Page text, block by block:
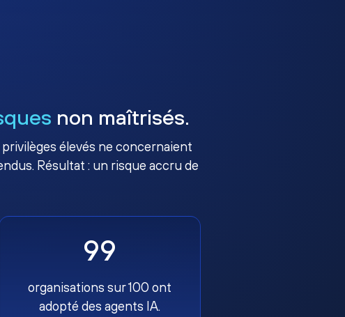
non maîtrisés.
élevés ne concernaient
Résultat : un risque accru de
99
organisations sur 100 ont
adopté des agents IA.